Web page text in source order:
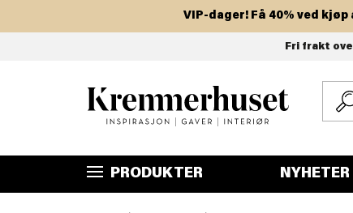
Hopp
VIP-dager! Få 40% ved kjøp
Fri frakt
PRODUKTER NYHETER